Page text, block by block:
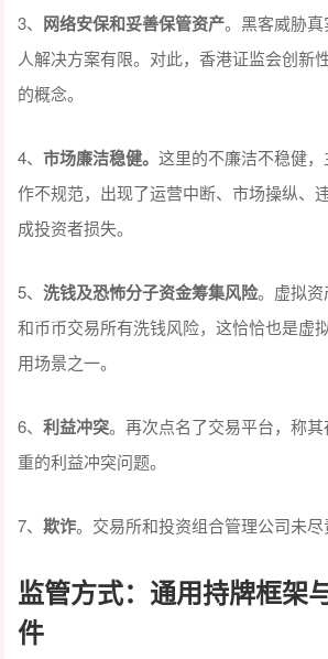
3、 网络安保和妥善保管资产。黑客威胁
人解决方案有限。对此，香港证监会创新
的概念。
4、市场廉洁稳健。这里的不廉洁不稳健
作不规范，出现了运营中断、市场操纵、
成投资者损失。
5、洗钱及恐怖分子资金筹集风险。虚拟
和币币交易所有洗钱风险，这恰恰也是虚
用场景之一。
6、利益冲突。再次点名了交易平台，称
重的利益冲突问题。
7、欺诈。交易所和投资组合管理公司未尽
监管方式： 通用持牌框架
件